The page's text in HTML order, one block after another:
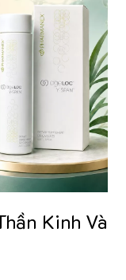
Kinh Và